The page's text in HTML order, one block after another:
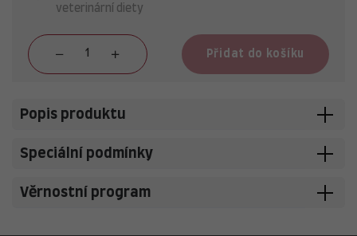
veterinární diety
Přidat do košíku
Popis produktu
Speciální podmínky
Věrnostní program